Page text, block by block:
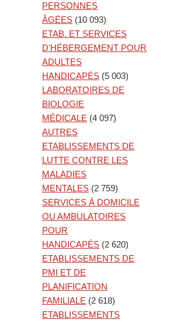
PERSONNES
ÂGÉES (10 093)
ETAB. ET SERVICES
D’HÉBERGEMENT POUR
ADULTES
HANDICAPÉS (5 003)
LABORATOIRES DE
BIOLOGIE
MÉDICALE (4 097)
AUTRES
ETABLISSEMENTS DE
LUTTE CONTRE LES
MALADIES
MENTALES (2 759)
SERVICES À DOMICILE
OU AMBULATOIRES
POUR
HANDICAPÉS (2 620)
ETABLISSEMENTS DE
PMI ET DE
PLANIFICATION
FAMILIALE (2 618)
ETABLISSEMENTS